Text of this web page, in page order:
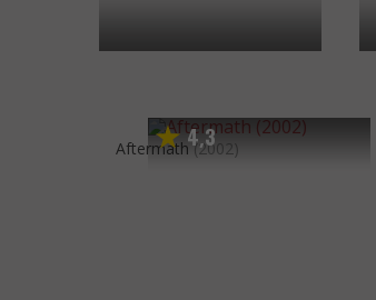
4,3
Aftermath (2002)